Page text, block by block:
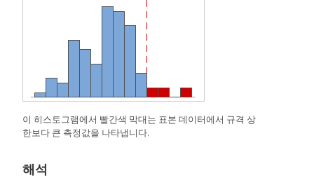
이 히스토그램에서 빨간색 막대는 표본 데이터에서 규격 상
한보다 큰 측정값을 나타냅니다.
해석